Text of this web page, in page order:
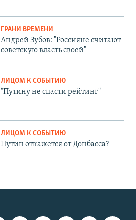
ГРАНИ ВРЕМЕНИ
Андрей Зубов: "Россияне считают
советскую власть своей"
ЛИЦОМ К СОБЫТИЮ
"Путину не спасти рейтинг"
ЛИЦОМ К СОБЫТИЮ
Путин откажется от Донбасса?